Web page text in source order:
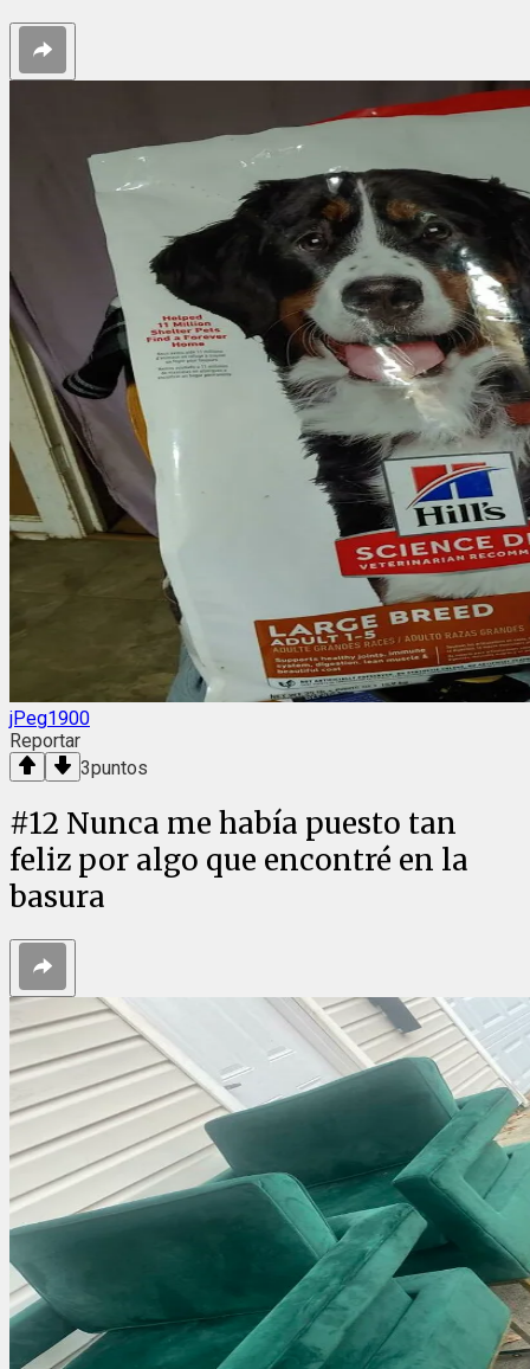
jPeg1900
Reportar
3puntos
#12 Nunca me había puesto tan
feliz por algo que encontré en la
basura